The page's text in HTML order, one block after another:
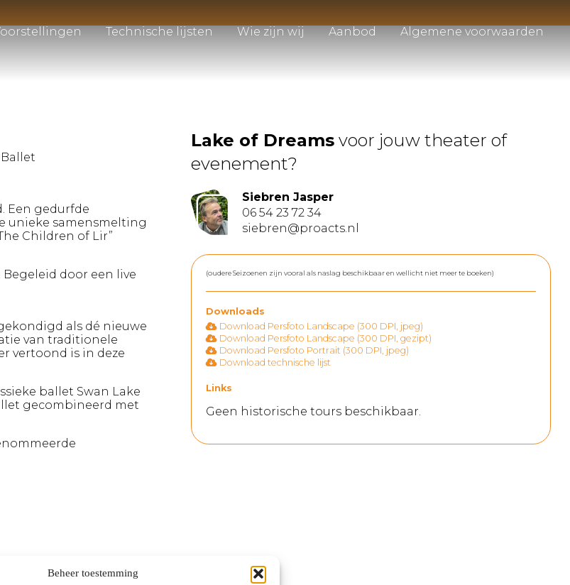
Beheer toestemming
Technische lijsten Wie zijn wij Aanbod Algemene voorwaarden
Een gedurfde
unieke samensmelting
Children of Lir”
door een live
als dé nieuwe
van traditionele
vertoond is in deze
ballet Swan Lake
gecombineerd met
Lake of Dreamsvoor jouw theater of
evenement?
Siebren Jasper
06 54 23 72 34
siebren@proacts.nl
(oudere Seizoenen zijn vooral als naslag beschikbaar en wellicht niet meer te boeken)
Downloads
Download Persfoto Landscape (300 DPI, jpeg)
Download Persfoto Landscape (300 DPI, gezipt)
Download Persfoto Portrait (300 DPI, jpeg)
Download technische lijst
Links
Geen historische tours beschikbaar.